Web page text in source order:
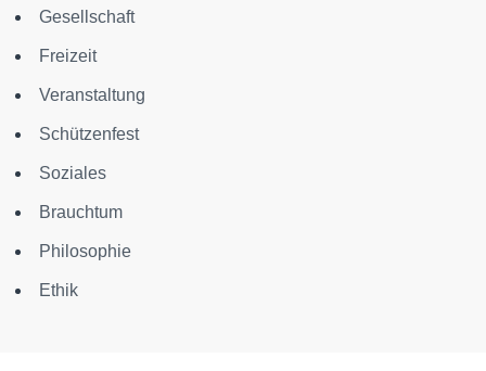
Gesellschaft
Freizeit
Veranstaltung
Schützenfest
Soziales
Brauchtum
Philosophie
Ethik